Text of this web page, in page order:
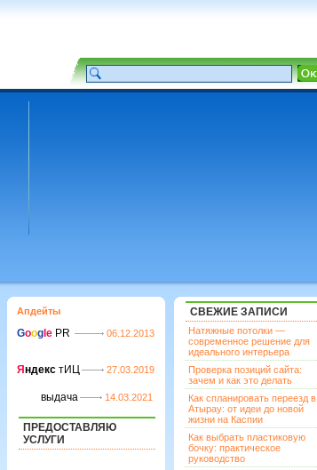
Апдейты
Goog le PR 06.12.2013
Я ндекс тИЦ 27.03.2019
выдача 14.03.2021
ПРЕДОСТАВЛЯЮ
УСЛУГИ
СВЕЖИЕ ЗАПИСИ
Натяжные потолки —
современное решение для
идеального интерьера
Проверка позиций сайта:
зачем и как это делать
Как спланировать переезд в
Атырау: от идеи до новой
жизни на Каспии
Как выбрать пластиковую
бочку: практическое
руководство